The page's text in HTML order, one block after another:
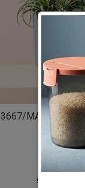
3667/MACETA
AZUL